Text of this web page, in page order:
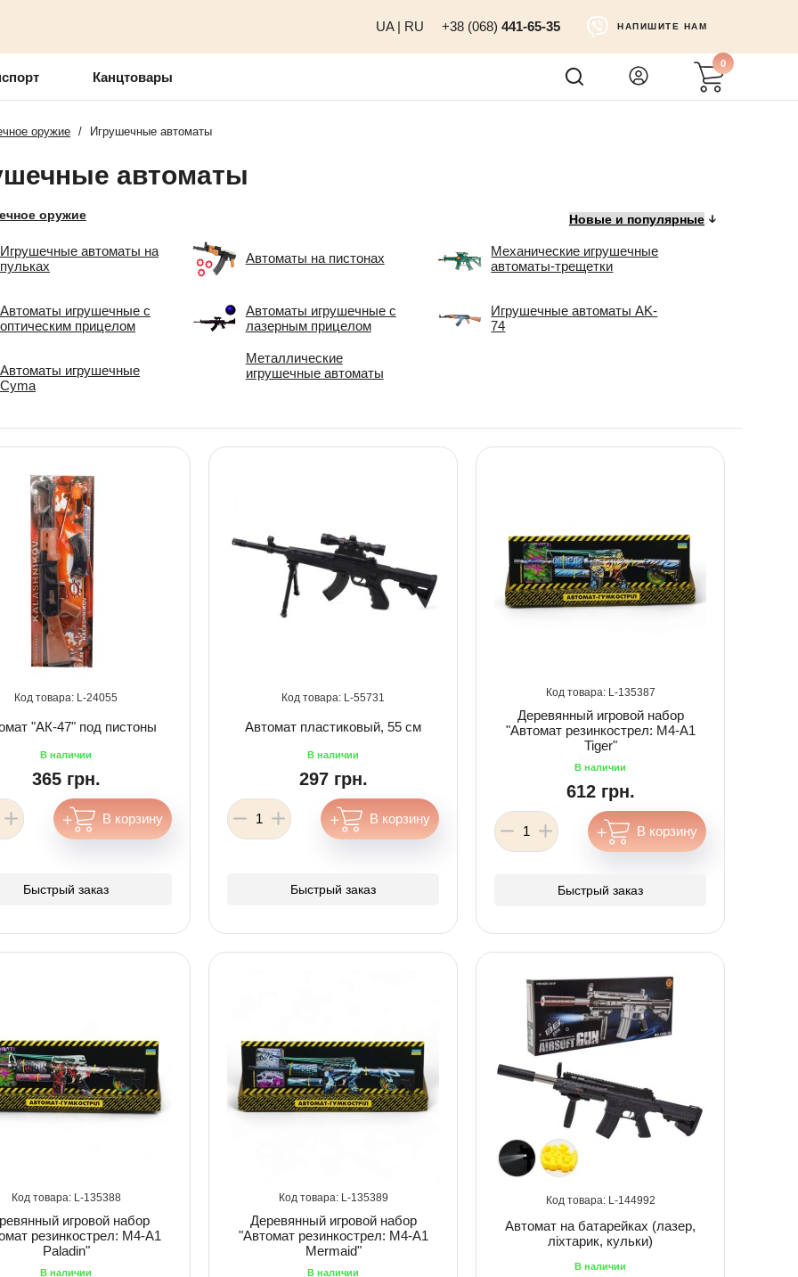
UA| RU +38 (068) 441-65-35 НАПИШИТЕ НАМ
Канцтовары
0
оружие / Игрушечные автоматы
автоматы
оружие
Игрушечные автоматы на
пульках
Автоматы на пистонах
Металлические
игрушечные автоматы
Механические игрушечные
автоматы-трещетки
Автоматы игрушечные с
оптическим прицелом
Автоматы игрушечные с
лазерным прицелом
Игрушечные автоматы AK-
74
Автоматы игрушечные
Cyma
24055
"АК-47" под пистоны
365 грн.
Быстрый заказ
55731
Автомат пластиковый, 55 см
297 грн.
Быстрый заказ
135387
Деревянный игровой набор
"Автомат резинкострел: M4-A1
Tiger"
612 грн.
Быстрый заказ
135388
игровой набор
резинкострел: M4-A1
Paladin"
135389
Деревянный игровой набор
"Автомат резинкострел: M4-A1
Mermaid"
144992
Автомат на батарейках (лазер,
ліхтарик, кульки)